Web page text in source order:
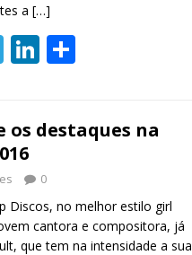
a […]
T
el
gr
a
m
Li
n
e
n
e
os destaques na
0
Discos, no melhor estilo girl
cantora e compositora, já
que tem na intensidade a sua